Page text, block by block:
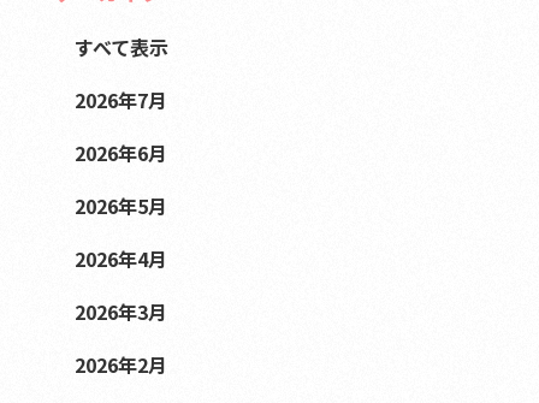
すべて表示
2026年7月
2026年6月
2026年5月
2026年4月
2026年3月
2026年2月